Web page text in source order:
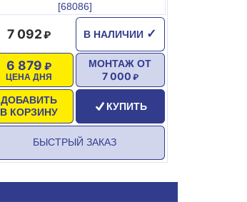
[68086]
В НАЛИЧИИ ✓
7 092
ЦЕНА ДНЯ
6 879
ДОБАВИТЬ
В КОРЗИНУ
МОНТАЖ ОТ
7 000
КУПИТЬ
БЫСТРЫЙ ЗАКАЗ